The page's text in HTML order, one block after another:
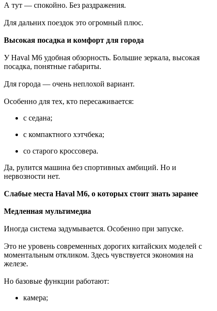
А тут — спокойно. Без раздражения.
Для дальних поездок это огромный плюс.
Высокая посадка и комфорт для города
У Haval M6 удобная обзорность. Большие зеркала, высокая
посадка, понятные габариты.
Для города — очень неплохой вариант.
Особенно для тех, кто пересаживается:
с седана;
с компактного хэтчбека;
со старого кроссовера.
Да, рулится машина без спортивных амбиций. Но и
нервозности нет.
Слабые места Haval M6, о которых стоит знать заранее
Медленная мультимедиа
Иногда система задумывается. Особенно при запуске.
Это не уровень современных дорогих китайских моделей с
моментальным откликом. Здесь чувствуется экономия на
железе.
Но базовые функции работают:
камера;